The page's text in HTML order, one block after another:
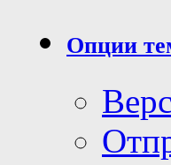
Опции